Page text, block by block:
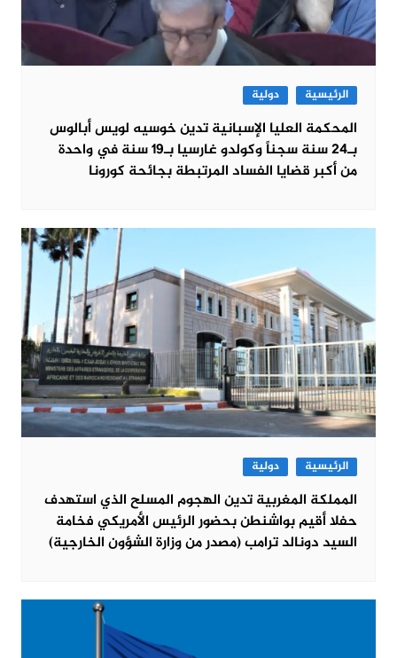
الرئيسية دولية
المحكمة العليا الإسبانية تدين خوسيه لويس أبالوس
بـ24 سنة سجناً وكولدو غارسيا بـ19 سنة في واحدة
من أكبر قضايا الفساد المرتبطة بجائحة كورونا
الرئيسية دولية
المملكة المغربية تدين الهجوم المسلح الذي استهدف
حفلا أقيم بواشنطن بحضور الرئيس الأمريكي فخامة
السيد دونالد ترامب (مصدر من وزارة الشؤون الخارجية)